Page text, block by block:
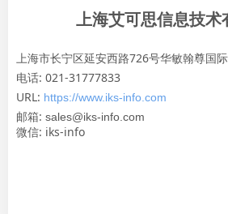
上海艾可思信息技术
上海市长宁区延安西路726号华敏翰尊国
电话: 021-31777833
URL: https://www.iks-info.com
邮箱: sales@iks-info.com
微信: iks-info